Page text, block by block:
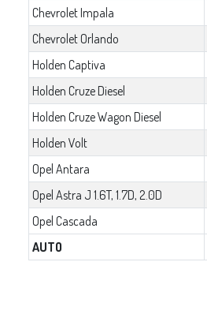
Chevrolet Impala
Chevrolet Orlando
Holden Captiva
Holden Cruze Diesel
Holden Cruze Wagon Diesel
Holden Volt
Opel Antara
Opel Astra J 1.6T, 1.7D, 2.0D
Opel Cascada
AUTO